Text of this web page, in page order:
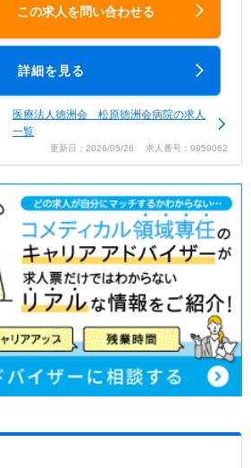
この求人を問い合わせる
詳細を見る
医療法人徳洲会 松原徳洲会病院の求人
一覧
更新日：2026/05/26 求人番号：9859062